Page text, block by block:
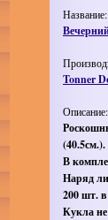
Название:
Tonner
Описание:
(40.5см.).
В
Наряд
200 шт.
Кукла